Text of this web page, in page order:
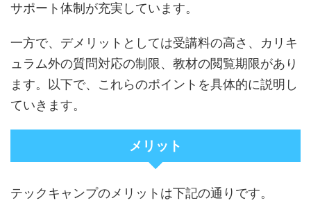
サポート体制が充実しています。
一方で、デメリットとしては受講料の高さ、カリキ
ュラム外の質問対応の制限、教材の閲覧期限があり
ます。以下で、これらのポイントを具体的に説明し
ていきます。
メリット
テックキャンプのメリットは下記の通りです。